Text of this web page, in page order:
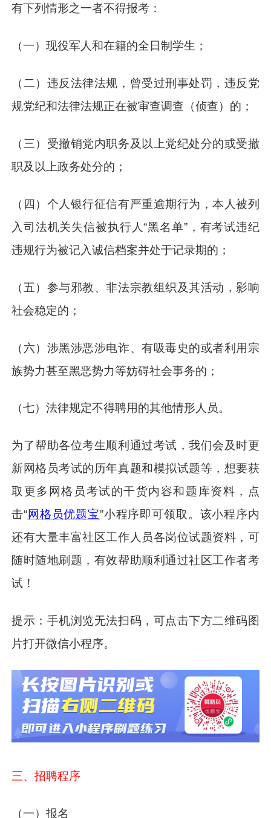
有下列情形之一者不得报考：
（一）现役军人和在籍的全日制学生；
（二）违反法律法规，曾受过刑事处罚，违反党
规党纪和法律法规正在被审查调查（侦查）的；
（三）受撤销党内职务及以上党纪处分的或受撤
职及以上政务处分的；
（四）个人银行征信有严重逾期行为，本人被列
入司法机关失信被执行人“黑名单”，有考试违纪
违规行为被记入诚信档案并处于记录期的；
（五）参与邪教、非法宗教组织及其活动，影响
社会稳定的；
（六）涉黑涉恶涉电诈、有吸毒史的或者利用宗
族势力甚至黑恶势力等妨碍社会事务的；
（七）法律规定不得聘用的其他情形人员。
为了帮助各位考生顺利通过考试，我们会及时更
新网格员考试的历年真题和模拟试题等，想要获
取更多网格员考试的干货内容和题库资料，点
击“网格员优题宝”小程序即可领取。该小程序内
还有大量丰富社区工作人员各岗位试题资料，可
随时随地刷题，有效帮助顺利通过社区工作者考
试！
提示：手机浏览无法扫码，可点击下方二维码图
片打开微信小程序。
三、招聘程序
（一）报名